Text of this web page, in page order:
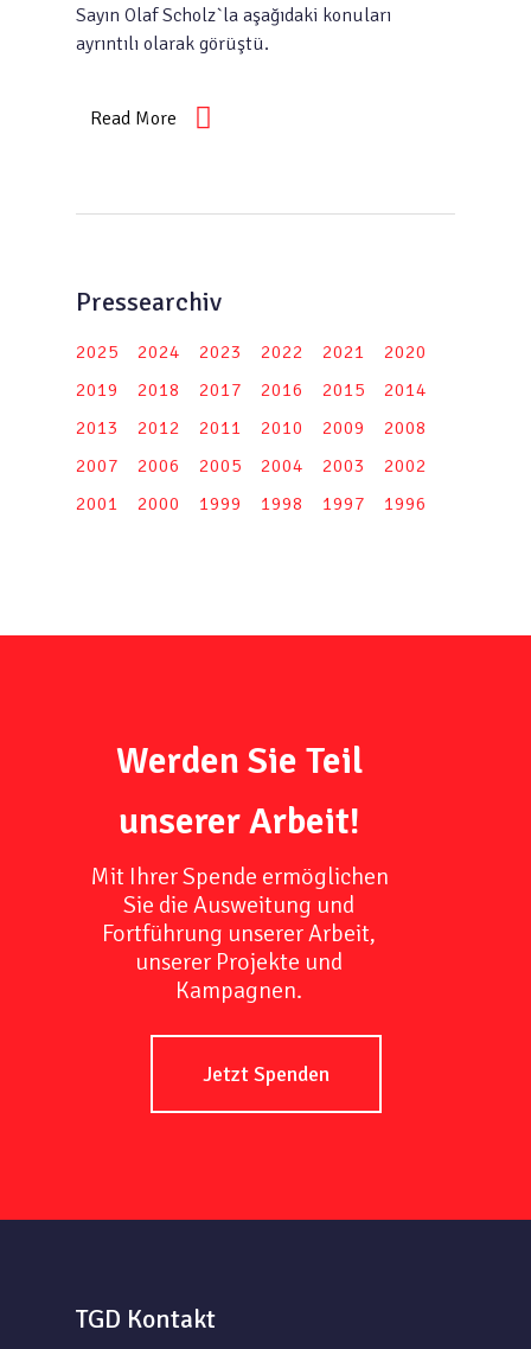
Sayın Olaf Scholz`la aşağıdaki konuları
ayrıntılı olarak görüştü.
Read More
Pressearchiv
2025 2024 2023 2022 2021
2020
2019
2018 2017 2016 2015
2014
2013
2012 2011 2010 2009
2008
2007
2006 2005 2004 2003
2002
2001
2000 1999 1998 1997 1996
Werden Sie Teil
unserer Arbeit!
Mit Ihrer Spende ermöglichen
Sie die Ausweitung und
Fortführung unserer Arbeit,
unserer Projekte und
Kampagnen.
Jetzt Spenden
TGD Kontakt